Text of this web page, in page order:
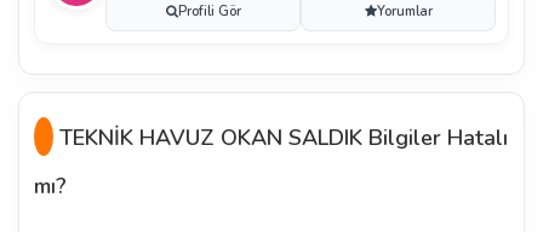
Profili Gör Yorumlar
TEKNİK HAVUZ OKAN SALDIK Bilgiler Hatalı
mı?